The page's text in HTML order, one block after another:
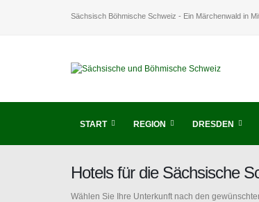
Sächsisch Böhmische Schweiz - Ein Märchenwald in
START REGION DRESDEN
Hotels für die Sächsische
Wählen Sie Ihre Unterkunft nach den